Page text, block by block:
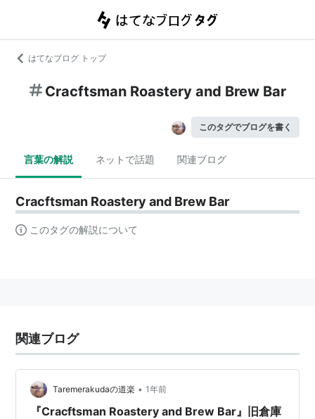
はてなブログ トップ
Cracftsman Roastery and Brew Bar
このタグでブログを書く
言葉の解説 ネットで話題 関連ブログ
Cracftsman Roastery and Brew Bar
このタグの解説について
関連ブログ
Taremerakudaの道楽 • 1年前
『Cracftsman Roastery and Brew Bar』旧倉庫